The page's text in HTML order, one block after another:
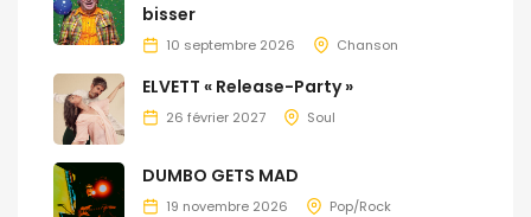
bisser
10 septembre 2026 Chanson
ELVETT « Release-Party »
26 février 2027 Soul
DUMBO GETS MAD
19 novembre 2026 Pop/Rock